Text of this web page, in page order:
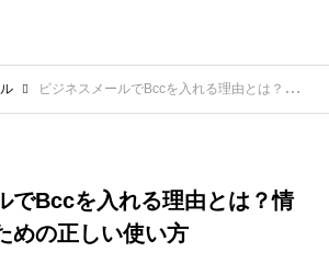
ビジネスメールでBccを入れる理由とは？情報漏洩を防ぐための正しい使い方
でBccを入れる理由とは？情
めの正しい使い方